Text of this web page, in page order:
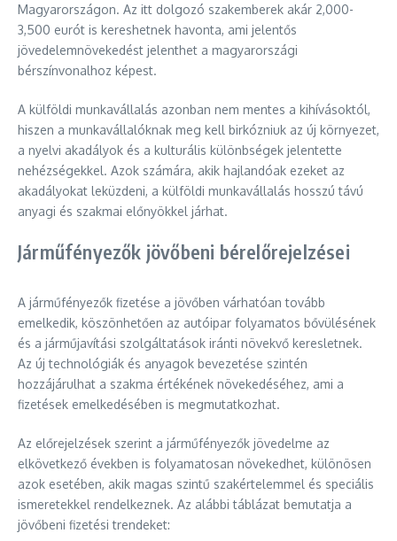
Magyarországon. Az itt dolgozó szakemberek akár 2,000-
3,500 eurót is kereshetnek havonta, ami jelentős
jövedelemnövekedést jelenthet a magyarországi
bérszínvonalhoz képest.
A külföldi munkavállalás azonban nem mentes a kihívásoktól,
hiszen a munkavállalóknak meg kell birkózniuk az új környezet,
a nyelvi akadályok és a kulturális különbségek jelentette
nehézségekkel. Azok számára, akik hajlandóak ezeket az
akadályokat leküzdeni, a külföldi munkavállalás hosszú távú
anyagi és szakmai előnyökkel járhat.
Járműfényezők jövőbeni bérelőrejelzései
A járműfényezők fizetése a jövőben várhatóan tovább
emelkedik, köszönhetően az autóipar folyamatos bővülésének
és a járműjavítási szolgáltatások iránti növekvő keresletnek.
Az új technológiák és anyagok bevezetése szintén
hozzájárulhat a szakma értékének növekedéséhez, ami a
fizetések emelkedésében is megmutatkozhat.
Az előrejelzések szerint a járműfényezők jövedelme az
elkövetkező években is folyamatosan növekedhet, különösen
azok esetében, akik magas szintű szakértelemmel és speciális
ismeretekkel rendelkeznek. Az alábbi táblázat bemutatja a
jövőbeni fizetési trendeket: